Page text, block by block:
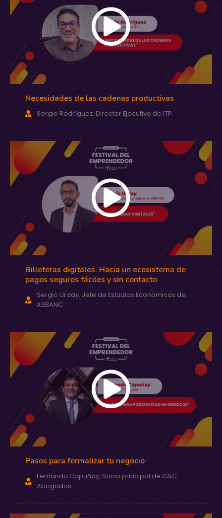
Necesidades de las cadenas productivas
Sergio Rodríguez, Director Ejecutivo de ITP.
Billeteras digitales. Hacia un ecosistema de
pagos seguros fáciles y sin contacto
Sergio Urday, Jefe de Estudios Económicos de
ASBANC
Pasos para formalizar tu negocio
Fernando Capuñay, Socio principal de C&C
Abogados.